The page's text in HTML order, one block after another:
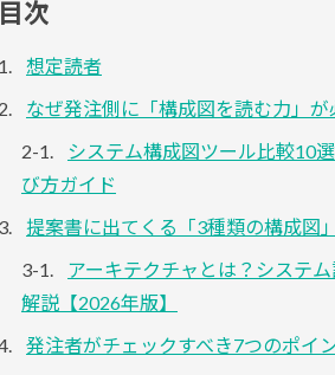
目次
想定読者
なぜ発注側に「構成図を読む力」
システム構成図ツール比較10
び方ガイド
提案書に出てくる「3種類の構成図
アーキテクチャとは？システ
解説【2026年版】
発注者がチェックすべき7つのポイ